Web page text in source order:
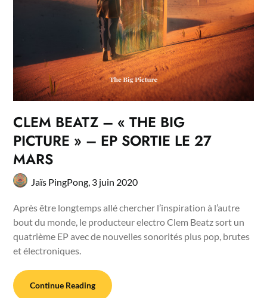
CLEM BEATZ – « THE BIG
PICTURE » – EP SORTIE LE 27
MARS
Jaïs PingPong, 3 juin 2020
Après être longtemps allé chercher l’inspiration à l’autre
bout du monde, le producteur electro Clem Beatz sort un
quatrième EP avec de nouvelles sonorités plus pop, brutes
et électroniques.
Continue Reading